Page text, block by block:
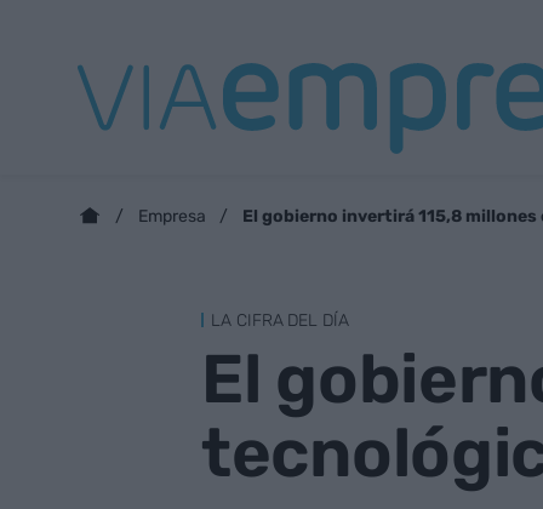
Empresa El gobierno invertirá 115,8
LA CIFRA DEL DÍA
El